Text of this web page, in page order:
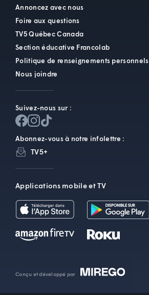
Annoncez avec nous
Foire aux questions
TV5 Québec Canada
Section éducative Francolab
Politique de renseignements personnels
Nous joindre
Suivez-nous sur :
Abonnez-vous à notre infolettre :
TV5+
Applications mobile et TV
Conçu et développé par